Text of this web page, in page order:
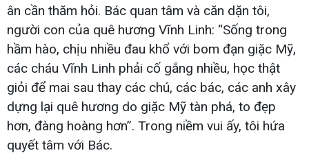
ân cần thăm hỏi. Bác quan tâm và căn dặn tôi,
người con của quê hương Vĩnh Linh: “Sống trong
hầm hào, chịu nhiều đau khổ với bom đạn giặc Mỹ,
các cháu Vĩnh Linh phải cố gắng nhiều, học thật
giỏi để mai sau thay các chú, các bác, các anh xây
dựng lại quê hương do giặc Mỹ tàn phá, to đẹp
hơn, đàng hoàng hơn”. Trong niềm vui ấy, tôi hứa
quyết tâm với Bác.